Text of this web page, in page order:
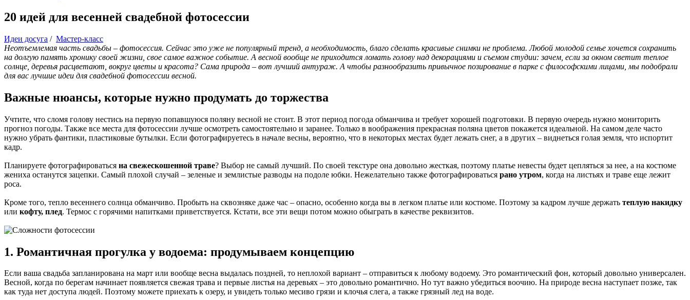
20 идей для весенней свадебной фотосессии
Идеи досуга / Мастер-класс
Неотъемлемая часть свадьбы – фотосессия. Сейчас это уже не популярный тренд, а необходимость, благо сделать красивые снимки не проблема. Любой молодой семье хочется сохранить
на долгую память хронику своей жизни, свое самое важное событие. А весной вообще не приходится ломать голову над декорациями и съемом студии: зачем, если за окном светит теплое
солнце, деревья расцветают, вокруг цветы и красота? Сама природа – вот лучший антураж. А чтобы разнообразить привычное позирование в парке с философскими лицами, мы подобрали
для вас лучшие идеи для свадебной фотосессии весной.
Важные нюансы, которые нужно продумать до торжества
Учтите, что сломя голову нестись на первую попавшуюся поляну весной не стоит. В этот период погода обманчива и требует хорошей подготовки. В первую очередь нужно мониторить
прогноз погоды. Также все места для фотосессии лучше осмотреть самостоятельно и заранее. Только в воображения прекрасная поляна цветов покажется идеальной. На самом деле часто
нужно убрать фантики, пластиковые бутылки. Если фотографируетесь в начале весны, вероятно, что в некоторых местах будет лежать снег, а в других – виднеться голая земля, что испортит
кадр.
Планируете фотографироваться на свежескошенной траве? Выбор не самый лучший. По своей текстуре она довольно жесткая, поэтому платье невесты будет цепляться за нее, а на костюме
жениха останутся зацепки. Самый плохой случай – зеленые и землистые разводы на подоле юбки. Нежелательно также фотографироваться рано утром, когда на листьях и траве еще лежит
роса.
Кроме того, тепло весеннего солнца обманчиво. Пробыть на сквозняке даже час – опасно, особенно когда вы в легком платье или костюме. Поэтому за кадром лучше держать теплую накидку
или кофту, плед. Термос с горячими напитками приветствуется. Кстати, все эти вещи потом можно обыграть в качестве реквизитов.
1. Романтичная прогулка у водоема: продумываем концепцию
Если ваша свадьба запланирована на март или вообще весна выдалась поздней, то неплохой вариант – отправиться к любому водоему. Это романтический фон, который довольно универсален.
Весной, когда по берегам начинает появляется свежая трава и первые листья на деревьях – это довольно романтично. Но тут важно убедиться воочию. На природе весна наступает позже, так
как туда нет доступа людей. Поэтому можете приехать к озеру, и увидеть только месиво грязи и клочья слега, а также грязный лед на воде.